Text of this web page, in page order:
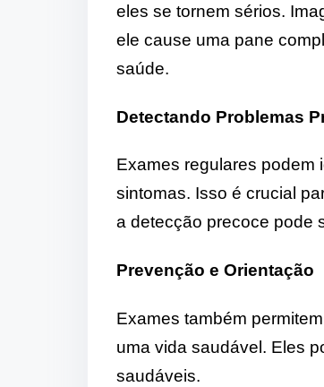
eles se tornem sérios.
ele cause uma pane
saúde.
Detectando Problemas
Exames regulares podem
sintomas. Isso é crucial
a detecção precoce pode
Prevenção e Orientação
Exames também
uma vida saudável. Eles
saudáveis.